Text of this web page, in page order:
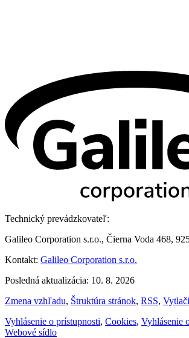
Technický prevádzkovateľ:
Galileo Corporation s.r.o., Čierna Voda 468,
Kontakt: Galileo Corporation s.r.o.
Posledná aktualizácia: 10. 8. 2026
Zmena vzhľadu, Štruktúra stránok, RSS,
Vyhlásenie o prístupnosti, Cookies, Vyhlásenie
Webové sídlo